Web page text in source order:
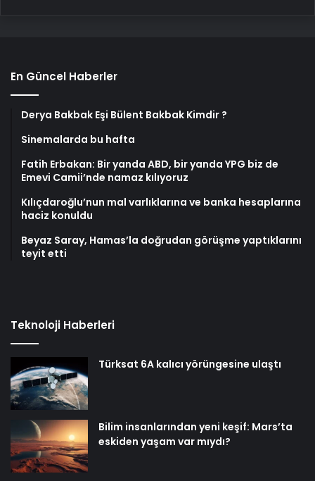
En Güncel Haberler
Derya Bakbak Eşi Bülent Bakbak Kimdir ?
Sinemalarda bu hafta
Fatih Erbakan: Bir yanda ABD, bir yanda YPG biz de
Emevi Camii’nde namaz kılıyoruz
Kılıçdaroğlu’nun mal varlıklarına ve banka hesaplarına
haciz konuldu
Beyaz Saray, Hamas’la doğrudan görüşme yaptıklarını
teyit etti
Teknoloji Haberleri
Türksat 6A kalıcı yörüngesine ulaştı
Bilim insanlarından yeni keşif: Mars’ta
eskiden yaşam var mıydı?